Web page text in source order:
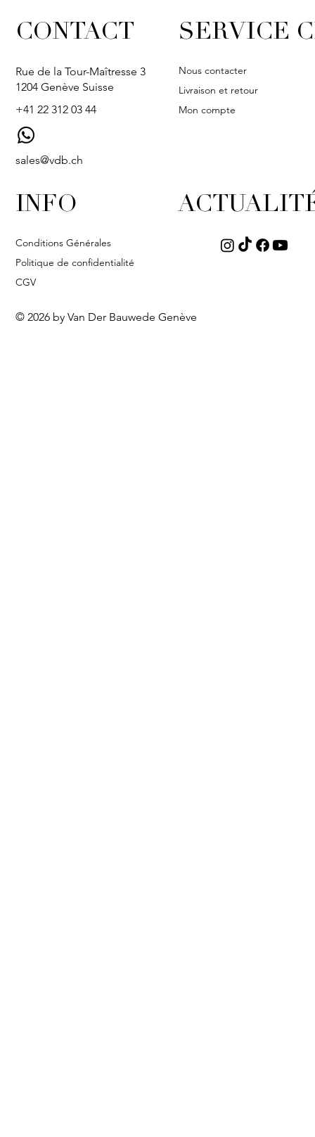
CONTACT
Rue de la Tour-Maîtresse 3
1204 Genève Suisse
+41 22 312 03 44
sales@vdb.ch
SERVICE
Nous contacter
Livraison et retour
Mon compte
INFO
Conditions Générales
Politique de confidentialité
CGV
© 2026 by Van Der Bauwede Genève